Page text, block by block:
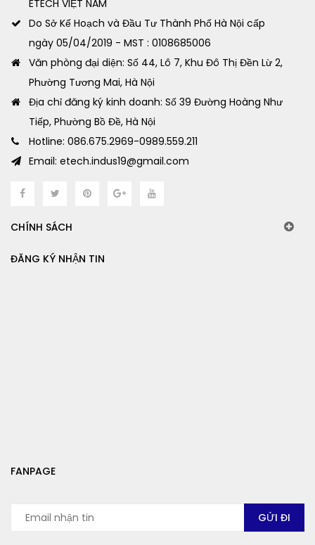
ETECH VIỆT NAM
Do Sở Kế Hoạch và Đầu Tư Thành Phố Hà Nội cấp
ngày 05/04/2019 - MST : 0108685006
Văn phòng đại diện: Số 44, Lô 7, Khu Đô Thị Đền Lừ 2,
Phường Tương Mai, Hà Nội
Địa chỉ đăng ký kinh doanh: Số 39 Đường Hoàng Như
Tiếp, Phường Bồ Đề, Hà Nội
Hotline: 086.675.2969-0989.559.211
Email: etech.indus19@gmail.com
CHÍNH SÁCH
ĐĂNG KÝ NHẬN TIN
FANPAGE